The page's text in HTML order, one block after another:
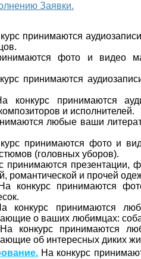
Заявки.
принимаются
фото и видео
принимаются
конкурс принимаются
и исполнителей.
любые ваши
принимаются фото и
(головных уборов).
принимаются презентации,
романтической и прочей
На конкурс принимаются
конкурс принимаются
о ваших любимцах:
конкурс принимаются
об интересных диких
На конкурс